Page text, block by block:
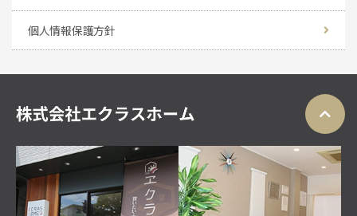
個人情報保護方針